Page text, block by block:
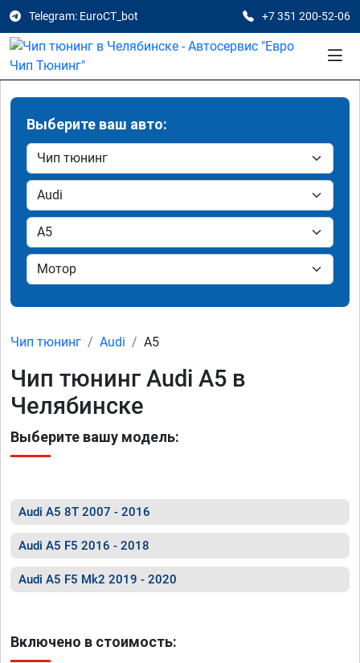
Telegram: EuroCT_bot +7 351 200-52-06
Выберите ваш авто:
Чип тюнинг Audi A5
Чип тюнинг Audi A5 в
Челябинске
Выберите вашу модель:
Audi A5 8T 2007 - 2016
Audi A5 F5 2016 - 2018
Audi A5 F5 Mk2 2019 - 2020
Включено в стоимость: